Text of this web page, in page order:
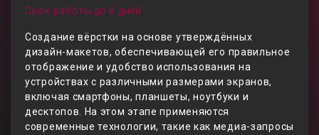
Срок работы до 6 дней
Создание вёрстки на основе утверждённых
дизайн-макетов, обеспечивающей его правильное
отображение и удобство использования на
устройствах с различными размерами экранов,
включая смартфоны, планшеты, ноутбуки и
десктопов. На этом этапе применяются
современные технологии, такие как медиа-запросы